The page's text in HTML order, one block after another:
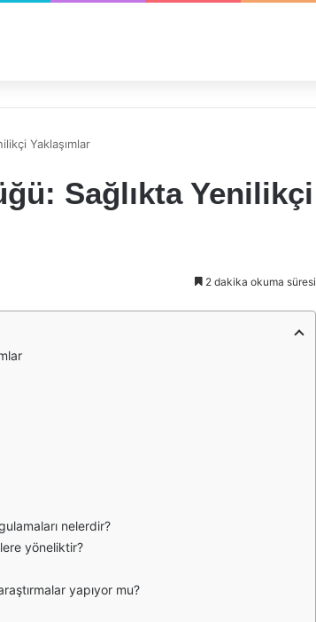
Yaklaşımlar
Sağlıkta Yenilikçi
2 dakika okuma süresi
nelerdir?
yöneliktir?
yapıyor mu?